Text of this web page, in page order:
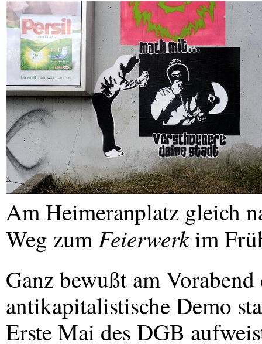
Am Heimeranplatz gleich
Weg zumFeierwerkim
Ganz bewußt am
antikapitalistische Demo
Erste Mai des DGB